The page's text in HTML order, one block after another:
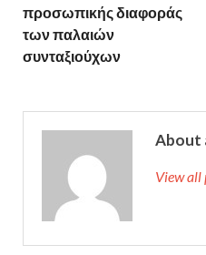
προσωπικής διαφοράς
των παλαιών
συνταξιούχων
About
View all